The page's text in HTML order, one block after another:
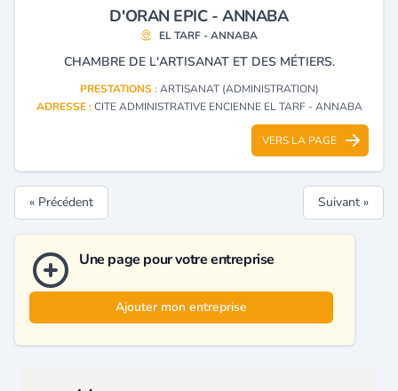
D'ORAN EPIC - ANNABA
EL TARF - ANNABA
CHAMBRE DE L'ARTISANAT ET DES MÉTIERS.
PRESTATIONS :ARTISANAT (ADMINISTRATION)
ADRESSE :CITE ADMINISTRATIVE ENCIENNE EL TARF - ANNABA
VERS LA PAGE
« Précédent Suivant »
Une page pour votre entreprise
Ajouter mon entreprise